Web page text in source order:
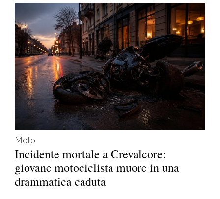
Moto
Incidente mortale a Crevalcore:
giovane motociclista muore in una
drammatica caduta